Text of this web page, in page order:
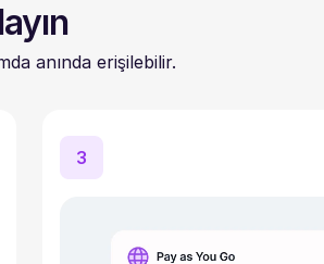
anında erişilebilir.
3